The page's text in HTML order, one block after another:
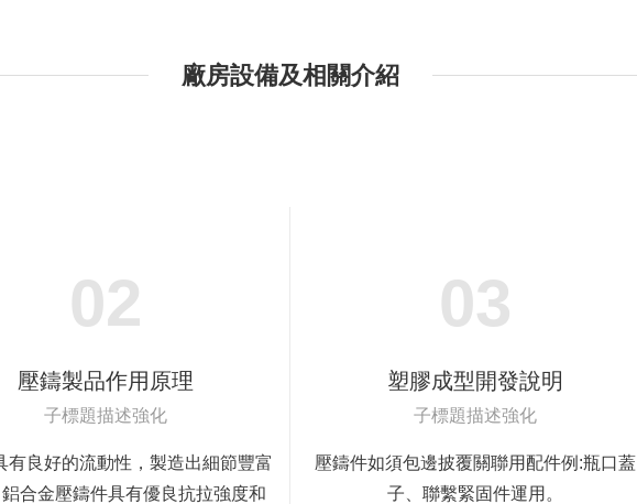
廠房設備及相關介紹
02
壓鑄製品作用原理
子標題描述強化
有良好的流動性，製造出細節豐富
合金壓鑄件具有優良抗拉強度和
03
塑膠成型開發說明
子標題描述強化
壓鑄件如須包邊披覆關聯用配件例:瓶口蓋
子、聯繫緊固件運用。